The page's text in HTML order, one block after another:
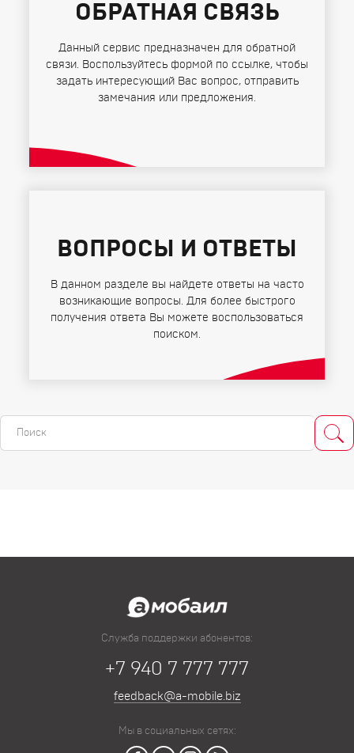
ОБРАТНАЯ СВЯЗЬ
Данный сервис предназначен для обратной
связи. Воспользуйтесь формой по ссылке, чтобы
задать интересующий Вас вопрос, отправить
замечания или предложения.
ВОПРОСЫ И ОТВЕТЫ
В данном разделе вы найдете ответы на часто
возникающие вопросы. Для более быстрого
получения ответа Вы можете воспользоваться
поиском.
Служба поддержки абонентов:
+7 940 7 777 777
feedback@a-mobile.biz
Мы в социальных сетях: